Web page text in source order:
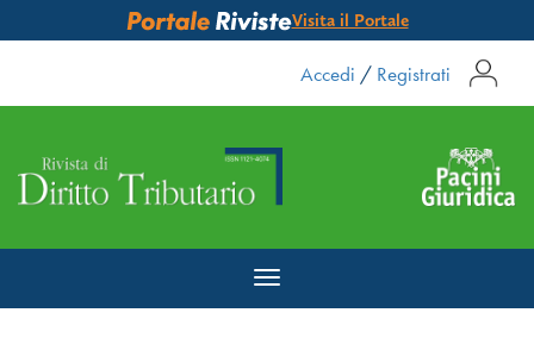
Visita il Portale
Accedi / Registrati
Toggle
navigation